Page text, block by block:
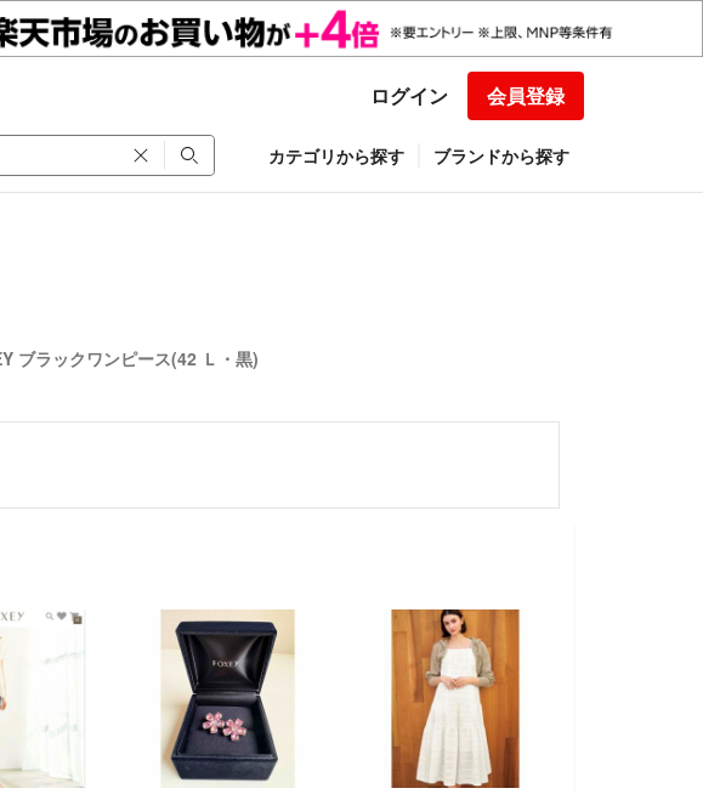
ログイン 会員登録
カテゴリから探す ブランドから探す
ブラックワンピース(42 Ｌ・黒)